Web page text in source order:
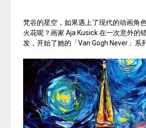
梵谷的星空，如果遇上了现代的动画角
火花呢？画家 Aja Kusick 在一次意外的
发，开始了她的「Van Gogh Never」系